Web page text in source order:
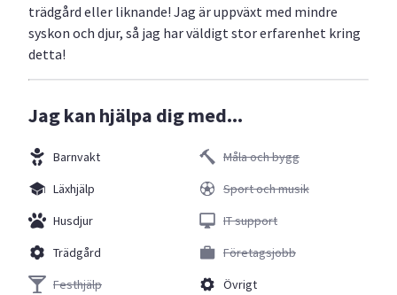
trädgård eller liknande! Jag är uppväxt med mindre
syskon och djur, så jag har väldigt stor erfarenhet kring
detta!
Jag kan hjälpa dig med...
Barnvakt
Läxhjälp
Husdjur
Trädgård
Festhjälp
Måla och bygg
Sport och musik
IT support
Företagsjobb
Övrigt